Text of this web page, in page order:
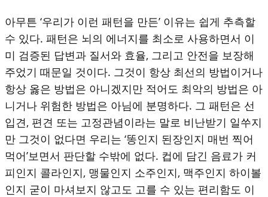
아무튼 ‘우리가 이런 패턴을 만든’ 이유는 쉽게 추측할
수 있다. 패턴은 뇌의 에너지를 최소로 사용하면서 이
미 검증된 답변과 질서와 효율, 그리고 안전을 보장해
주었기 때문일 것이다. 그것이 항상 최선의 방법이거나
항상 옳은 방법은 아니겠지만 적어도 최악의 방법은 아
니거나 위험한 방법은 아님에 분명하다. 그 패턴은 선
입견, 편견 또는 고정관념이라는 말로 비난받기 일쑤지
만 그것이 없다면 우리는 ‘똥인지 된장인지 매번 찍어
먹어’보면서 판단할 수밖에 없다. 컵에 담긴 음료가 커
피인지 콜라인지, 맹물인지 소주인지, 맥주인지 하이볼
인지 굳이 마셔보지 않고도 고를 수 있는 편리함도 이